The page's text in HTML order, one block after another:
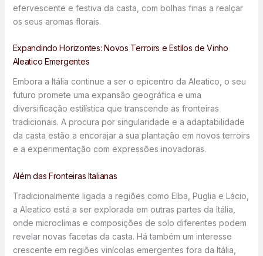
efervescente e festiva da casta, com bolhas finas a realçar
os seus aromas florais.
Expandindo Horizontes: Novos Terroirs e Estilos de Vinho
Aleatico Emergentes
Embora a Itália continue a ser o epicentro da Aleatico, o seu
futuro promete uma expansão geográfica e uma
diversificação estilística que transcende as fronteiras
tradicionais. A procura por singularidade e a adaptabilidade
da casta estão a encorajar a sua plantação em novos terroirs
e a experimentação com expressões inovadoras.
Além das Fronteiras Italianas
Tradicionalmente ligada a regiões como Elba, Puglia e Lácio,
a Aleatico está a ser explorada em outras partes da Itália,
onde microclimas e composições de solo diferentes podem
revelar novas facetas da casta. Há também um interesse
crescente em regiões vinícolas emergentes fora da Itália,